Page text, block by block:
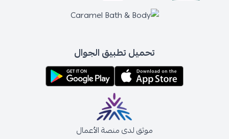
تحميل تطبيق الجوال
موثق لدى منصة الأعمال